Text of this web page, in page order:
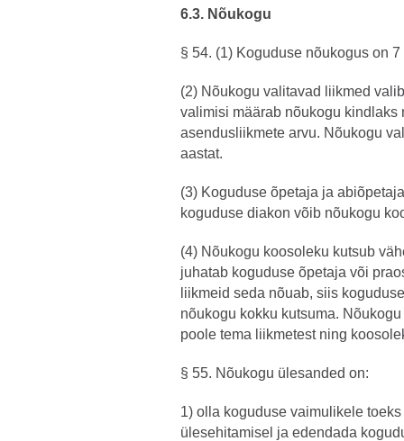
6.3. Nõukogu
§ 54. (1) Koguduse nõukogus on
(2) Nõukogu valitavad liikmed
valimisi määrab nõukogu
asendusliikmete arvu. Nõukogu
aastat.
(3) Koguduse õpetaja ja
koguduse diakon võib nõukogu
(4) Nõukogu koosoleku kutsub
juhatab koguduse õpetaja või
liikmeid seda nõuab, siis
nõukogu kokku kutsuma.
poole tema liikmetest ning
§ 55. Nõukogu ülesanded on:
1) olla koguduse vaimulikele
ülesehitamisel ja edendada